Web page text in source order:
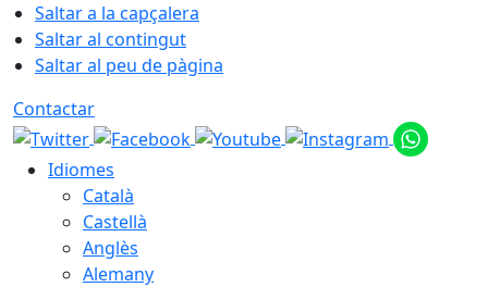
Saltar a la capçalera
Saltar al contingut
Saltar al peu de pàgina
Contactar
Idiomes
Català
Castellà
Anglès
Alemany